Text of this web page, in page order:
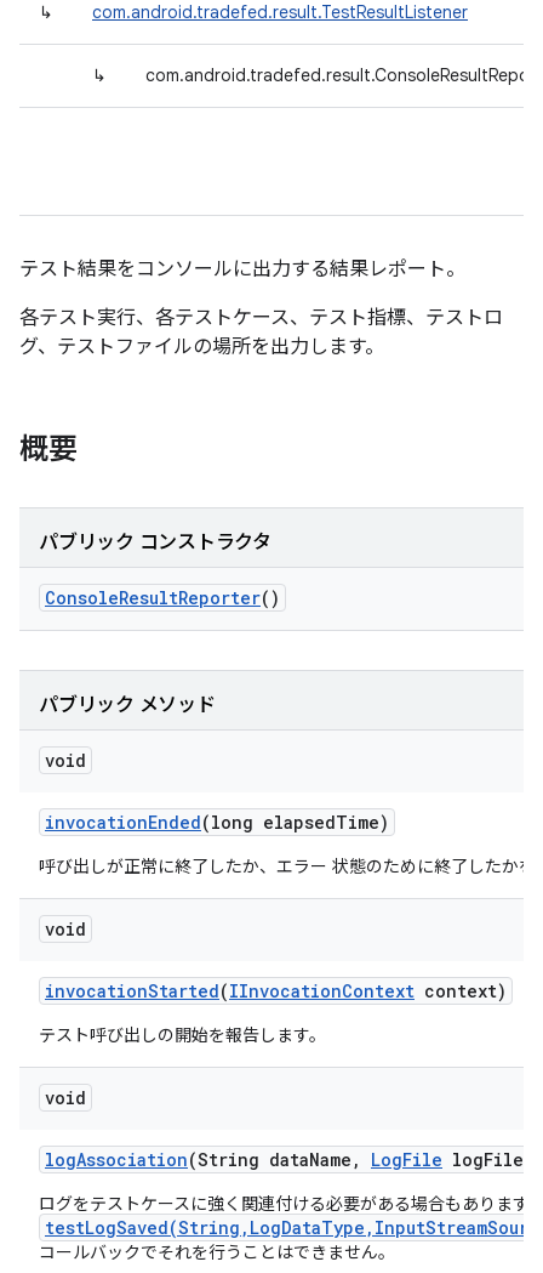
↳ com.android.tradefed.result.TestResultListener
↳
テスト結果をコンソールに出力する結果レポート。
各テスト実行、各テストケース、テスト指標、テストロ
グ、テストファイルの場所を出力します。
概要
パブリック コンストラクタ
ConsoleResultReporter()
パブリック メソッド
void
invocationEnded(long elapsedTime)
呼び出しが正常に終了したか、エラー 状態のために終了したかを
void
invocationStarted(IInvocationContext context)
テスト呼び出しの開始を報告します。
void
logAssociation(String dataName , LogFile logFile)
ログをテストケースに強く関連付ける必要がある場合もあります
コールバックでそれを行うことはできません。